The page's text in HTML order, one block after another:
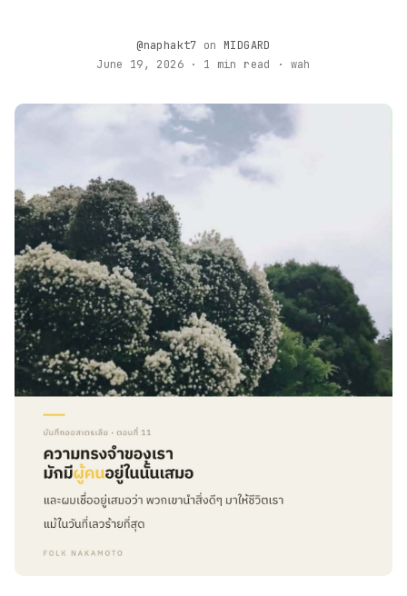
@naphakt7 on MIDGARD
June 19, 2026 · 1 min read · wah